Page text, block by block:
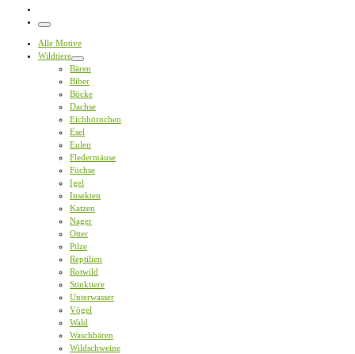
Menü
Alle Motive
Wildtiere
Bären
Biber
Böcke
Dachse
Eichhörnchen
Esel
Eulen
Fledermäuse
Füchse
Igel
Insekten
Katzen
Nager
Otter
Pilze
Reptilien
Rotwild
Stinktiere
Unterwasser
Vögel
Wald
Waschbären
Wildschweine